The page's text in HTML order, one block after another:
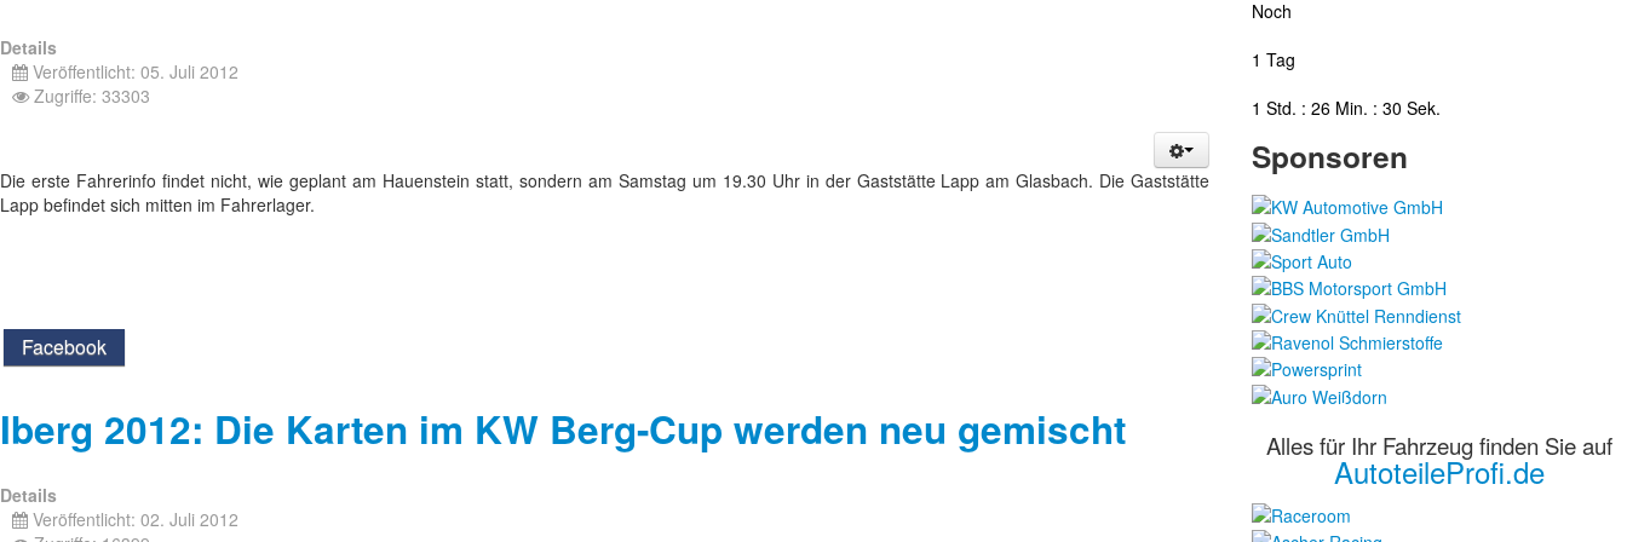
Details
Veröffentlicht: 05. Juli 2012
Zugriffe: 33303
Die erste Fahrerinfo findet nicht, wie geplant am Hauenstein statt, sondern am Samstag um 19.30 Uhr in der Gaststätte Lapp am Glasbach. Die Gaststätte
Lapp befindet sich mitten im Fahrerlager.
Facebook
Iberg 2012: Die Karten im KW Berg-Cup werden neu gemischt
Details
Veröffentlicht: 02. Juli 2012
Noch
1 Tag
1 Std. : 26 Min. : 29 Sek.
Sponsoren
Alles für Ihr Fahrzeug finden Sie auf
AutoteileProfi.de